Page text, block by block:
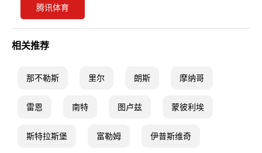
腾讯体育
相关推荐
那不勒斯 里尔 朗斯 摩纳哥
雷恩 南特 图卢兹 蒙彼利埃
斯特拉斯堡 富勒姆 伊普斯维奇